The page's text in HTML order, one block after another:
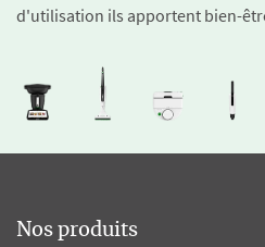
d'utilisation ils apportent bien-
Nos produits